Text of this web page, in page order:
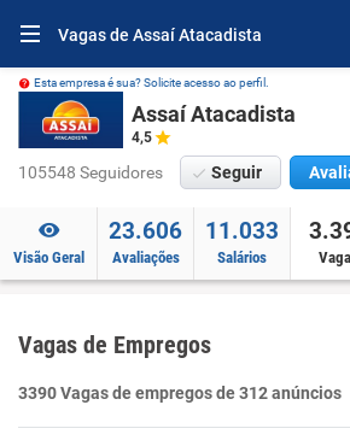
Vagas de Assaí Atacadista
Esta empresa é sua? Solicite acesso ao perfil.
Assaí Atacadista
4,5
105548 Seguidores Seguir
Visão Geral
23.606
Avaliações
11.033
Salários
Vagas de Empregos
3390 Vagas de empregos de 312 anúncios